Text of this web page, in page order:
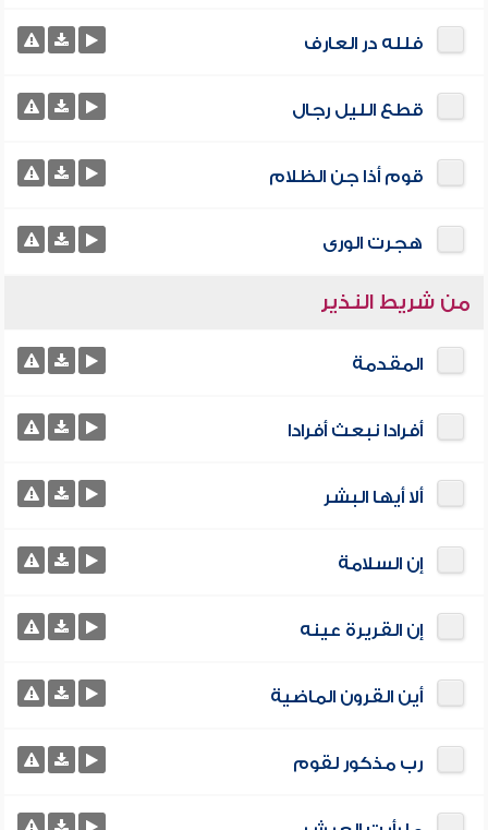
فلله در العارف
قطع الليل رجال
قوم أذا جن الظلام
هجرت الورى
من شريط النذير
المقدمة
أفرادا نبعث أفرادا
ألا أيها البشر
إن السلامة
إن القريرة عينه
أين القرون الماضية
رب مذكور لقوم